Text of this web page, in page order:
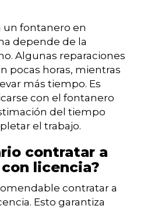
un fontanero en
depende de la
Algunas reparaciones
pocas horas, mientras
más tiempo. Es
con el fontanero
del tiempo
el trabajo.
contratar a
licencia?
contratar a
Esto garantiza